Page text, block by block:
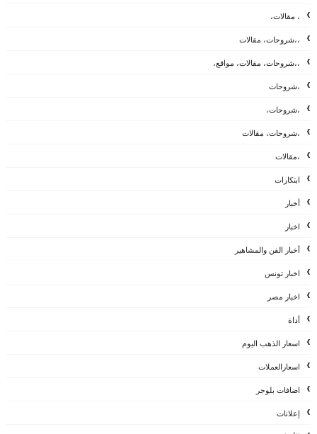
، مقالات،
،،شروحات، مقالات
،،شروحات، مقالات، مواقع،
،شروحات
،شروحات،
،شروحات، مقالات
،مقالات
ابتكارات
أخبار
اخبار
أخبار الفن والمشاهير
اخبار تونس
اخبار مصر
أداة
اسعار الذهب اليوم
اسعارالعملات
اضافات بلوجر
إعلانات